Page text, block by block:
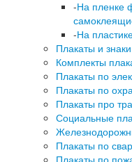
-На пленке
-На
Плакаты и
Комплекты
Плакаты по
Плакаты по
Плакаты про
Социальные
Плакаты по